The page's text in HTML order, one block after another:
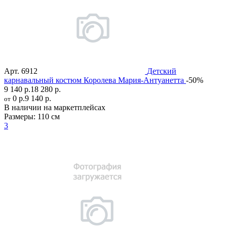
Арт. 6912
Детский
карнавальный костюм Королева Мария-Антуанетта -50%
9 140 р.18 280 р.
от 0 р.9 140 р.
В наличии на маркетплейсах
Размеры: 110 см
3